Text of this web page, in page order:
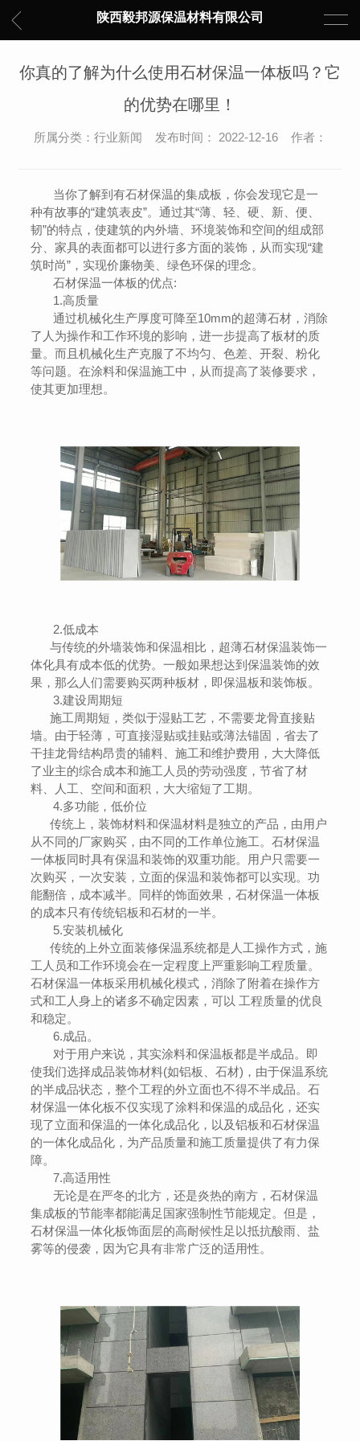
陕西毅邦源保温材料有限公司
你真的了解为什么使用石材保温一体板吗？它
的优势在哪里！
所属分类：行业新闻 发布时间： 2022-12-16 作者：
当你了解到有石材保温的集成板，你会发现它是一
种有故事的“建筑表皮”。通过其“薄、轻、硬、新、便、
韧”的特点，使建筑的内外墙、环境装饰和空间的组成部
分、家具的表面都可以进行多方面的装饰，从而实现“建
筑时尚”，实现价廉物美、绿色环保的理念。
石材保温一体板的优点:
1.高质量
通过机械化生产厚度可降至10mm的超薄石材，消除
了人为操作和工作环境的影响，进一步提高了板材的质
量。而且机械化生产克服了不均匀、色差、开裂、粉化
等问题。在涂料和保温施工中，从而提高了装修要求，
使其更加理想。
2.低成本
与传统的外墙装饰和保温相比，超薄石材保温装饰一
体化具有成本低的优势。一般如果想达到保温装饰的效
果，那么人们需要购买两种板材，即保温板和装饰板。
3.建设周期短
施工周期短，类似于湿贴工艺，不需要龙骨直接贴
墙。由于轻薄，可直接湿贴或挂贴或薄法锚固，省去了
干挂龙骨结构昂贵的辅料、施工和维护费用，大大降低
了业主的综合成本和施工人员的劳动强度，节省了材
料、人工、空间和面积，大大缩短了工期。
4.多功能，低价位
传统上，装饰材料和保温材料是独立的产品，由用户
从不同的厂家购买，由不同的工作单位施工。石材保温
一体板同时具有保温和装饰的双重功能。用户只需要一
次购买，一次安装，立面的保温和装饰都可以实现。功
能翻倍，成本减半。同样的饰面效果，石材保温一体板
的成本只有传统铝板和石材的一半。
5.安装机械化
传统的上外立面装修保温系统都是人工操作方式，施
工人员和工作环境会在一定程度上严重影响工程质量。
石材保温一体板采用机械化模式，消除了附着在操作方
式和工人身上的诸多不确定因素，可以 工程质量的优良
和稳定。
6.成品。
对于用户来说，其实涂料和保温板都是半成品。即
使我们选择成品装饰材料(如铝板、石材)，由于保温系统
的半成品状态，整个工程的外立面也不得不半成品。石
材保温一体化板不仅实现了涂料和保温的成品化，还实
现了立面和保温的一体化成品化，以及铝板和石材保温
的一体化成品化，为产品质量和施工质量提供了有力保
障。
7.高适用性
无论是在严冬的北方，还是炎热的南方，石材保温
集成板的节能率都能满足国家强制性节能规定。但是，
石材保温一体化板饰面层的高耐候性足以抵抗酸雨、盐
雾等的侵袭，因为它具有非常广泛的适用性。